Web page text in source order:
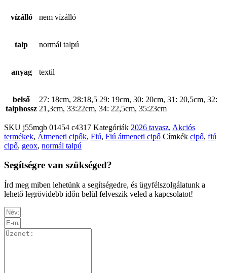
vízálló nem vízálló
talp normál talpú
anyag textil
belső
talphossz
27: 18cm, 28:18,5 29: 19cm, 30: 20cm, 31: 20,5cm, 32:
21,3cm, 33:22cm, 34: 22,5cm, 35:23cm
SKU j55mqb 01454 c4317 Kategóriák 2026 tavasz, Akciós
termékek, Átmeneti cipők, Fiú, Fiú átmeneti cipő Címkék cipő, fiú
cipő, geox, normál talpú
Segítségre van szükséged?
Írd meg miben lehetünk a segítségedre, és ügyfélszolgálatunk a
lehető legrövidebb időn belül felveszik veled a kapcsolatot!